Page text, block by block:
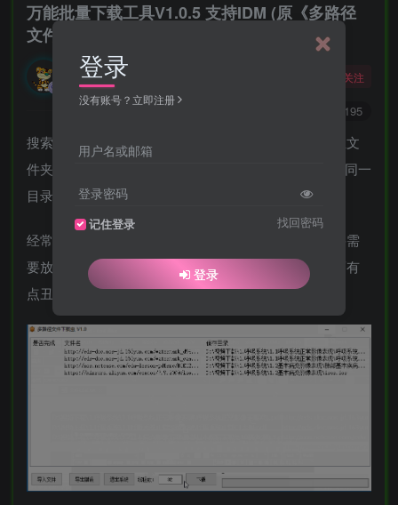
万能批量下载工具V1.0.5 支持IDM (原《多路径
文件下载虫》) 永久免费
勇敢的大野狼
酒醒只在花前坐，酒醉还来花下眠。
关注
4195
搜索了全网，都没有找到一款支持批量下载文件到单独文
件夹的工具，不管是迅雷，IDM，都只能将文件下载到同一
目录或按照文件类别进行分类。
经常进行资源整理的同学会发现，有些时候下载的文件需
要放在指定的目录内。所以开发了此工具。本软件界面有
点丑请见谅，软件追求的是安全、稳定、功能强大。
登录
没有账号？立即注册
用户名或邮箱
登录密码
记住登录 找回密码
登录